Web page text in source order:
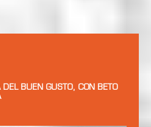
DEL BUEN GUSTO, CON BETO